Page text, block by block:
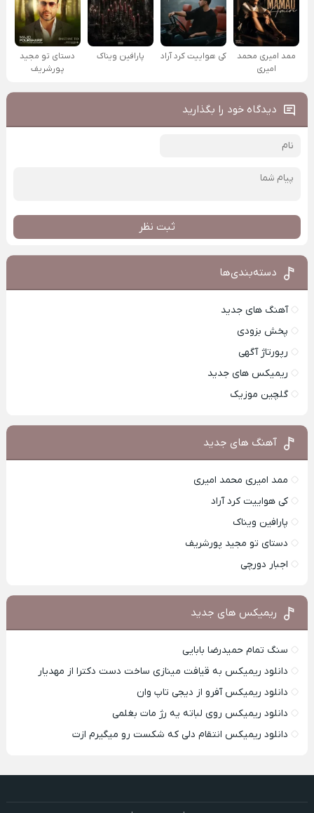
ممد امیری محمد
امیری
کی هواییت کرد آراد پارافین ویناک
دستای تو مجید
پورشریف
دیدگاه خود را بگذارید
ثبت نظر
دسته‌بندی‌ها
آهنگ های جدید
پخش بزودی
رپورتاژ آگهی
ریمیکس های جدید
گلچین موزیک
آهنگ های جدید
ممد امیری محمد امیری
کی هواییت کرد آراد
پارافین ویناک
دستای تو مجید پورشریف
اجبار دورچی
ریمیکس های جدید
سنگ تمام حمیدرضا بابایی
دانلود ریمیکس به قیافت مینازی ساخت دست دکترا از مهدیار
دانلود ریمیکس آفرو از ديجی تاپ وان
دانلود ریمیکس روی لباته یه رژ مات بغلمی
دانلود ریمیکس انتقام دلی که شکست رو میگیرم ازت